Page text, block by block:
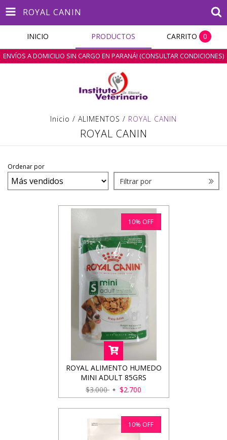
ROYAL CANIN
INICIO PRODUCTOS CARRITO 0
ENVÍOS A DOMICILIO SIN CARGO EN PARANÁ! (CONSULTAR CONDICIONES)
Inicio / ALIMENTOS / ROYAL CANIN
ROYAL CANIN
Ordenar por
Filtrar por
10% OFF
ROYAL ALIMENTO HUMEDO
MINI ADULT 85GRS
$3.000
$2.700
10% OFF